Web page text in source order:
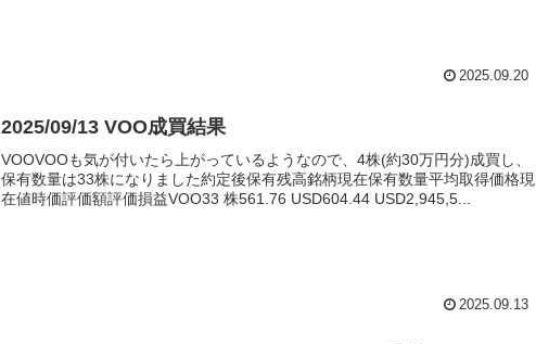
2025.09.20
2025/09/13 VOO成買結果
VOOVOOも気が付いたら上がっているようなので、4株(約30万円分)成買し、
保有数量は33株になりました約定後保有残高銘柄現在保有数量平均取得価格現
在値時価評価額評価損益VOO33 株561.76 USD604.44 USD2,945,5...
2025.09.13